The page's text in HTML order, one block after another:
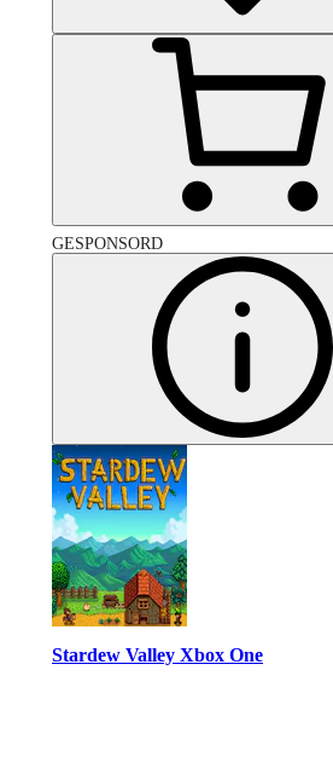
GESPONSORD
Stardew Valley Xbox One